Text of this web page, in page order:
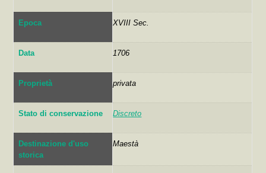
Epoca XVIII Sec.
Data 1706
Proprietà privata
Stato di conservazione Discreto
Destinazione d'uso
storica
Maestà